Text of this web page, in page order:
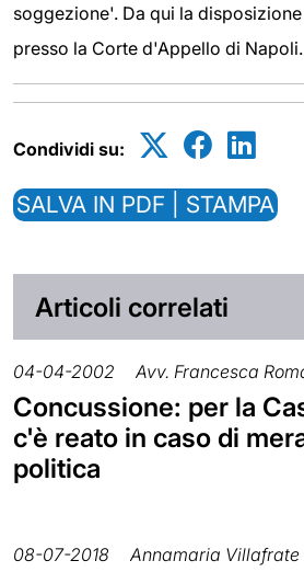
soggezione'. Da qui la
presso la Corte d'Appello di Napoli.
Condividi su:
SALVA IN PDF | STAMPA
Articoli correlati
04-04-2002 Avv. Francesca
Concussione: per la
c'è reato in caso di
politica
08-07-2018 Annamaria Villafrate